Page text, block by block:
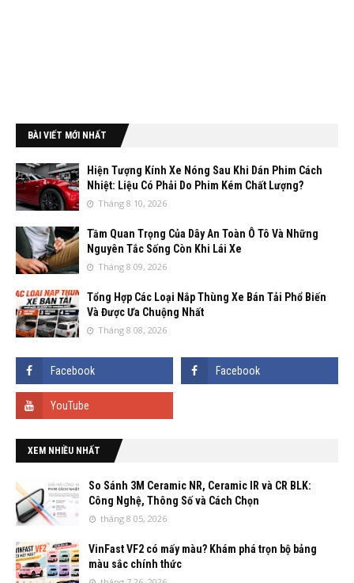
BÀI VIẾT MỚI NHẤT
Hiện Tượng Kính Xe Nóng Sau Khi Dán Phim Cách
Nhiệt: Liệu Có Phải Do Phim Kém Chất Lượng?
Tháng 8 10, 2026
Tầm Quan Trọng Của Dây An Toàn Ô Tô Và Những
Nguyên Tắc Sống Còn Khi Lái Xe
Tháng 8 09, 2026
Tổng Hợp Các Loại Nắp Thùng Xe Bán Tải Phổ Biến
Và Được Ưa Chuộng Nhất
Tháng 8 08, 2026
XEM NHIỀU NHẤT
So Sánh 3M Ceramic NR, Ceramic IR và CR BLK:
Công Nghệ, Thông Số và Cách Chọn
tháng 8 05, 2026
VinFast VF2 có mấy màu? Khám phá trọn bộ bảng
màu sắc chính thức